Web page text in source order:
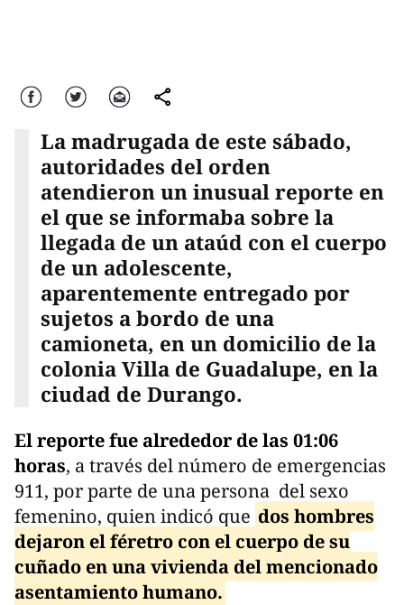
Facebook Twitter Correo comparte
La madrugada de este sábado,
autoridades del orden
atendieron un inusual reporte en
el que se informaba sobre la
llegada de un ataúd con el cuerpo
de un adolescente,
aparentemente entregado por
sujetos a bordo de una
camioneta, en un domicilio de la
colonia Villa de Guadalupe, en la
ciudad de Durango.
El reporte fue alrededor de las 01:06
horas, a través del número de emergencias
911, por parte de una persona del sexo
femenino, quien indicó que dos hombres
dejaron el féretro con el cuerpo de su
cuñado en una vivienda del mencionado
asentamiento humano.